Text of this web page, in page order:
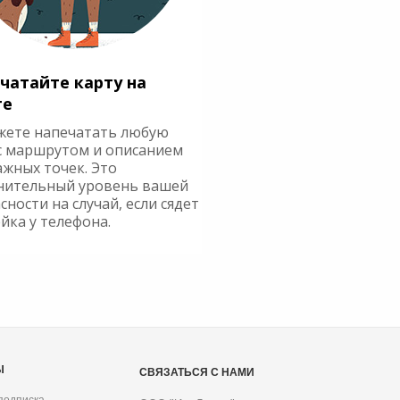
карту на
напечатать любую
маршрутом и описанием
точек. Это
уровень вашей
на случай, если сядет
у телефона.
СВЯЗАТЬСЯ С НАМИ